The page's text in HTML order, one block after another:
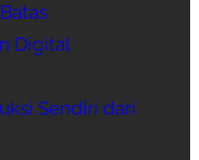
Digital
Sendiri dari